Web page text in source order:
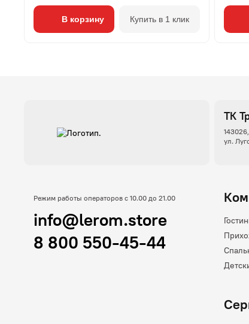
В корзину Купить в 1 клик
ТК
ул.
Режим работы операторов с 10.00 до 21.00
info@lerom.store
8 800 550-45-44